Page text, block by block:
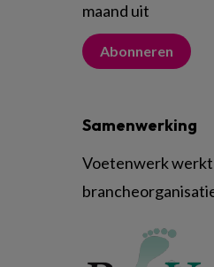
maand uit
Abonneren
Samenwerking
Voetenwerk werkt